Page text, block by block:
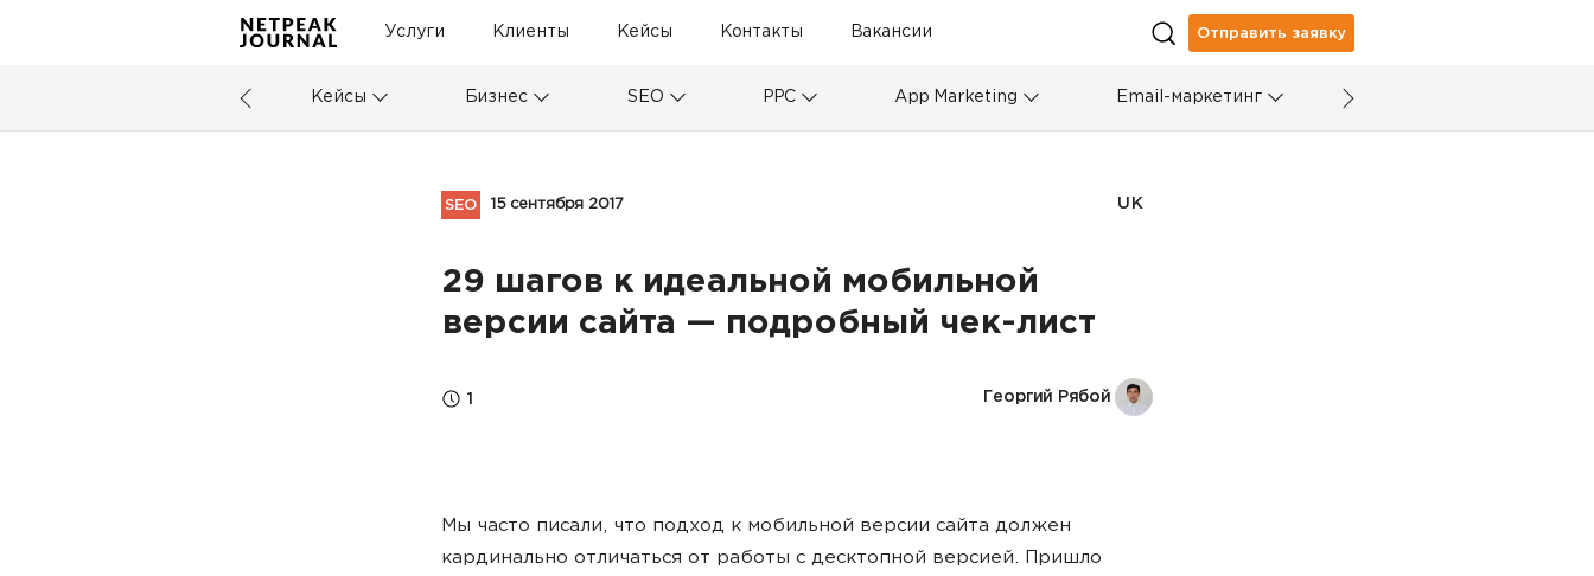
Услуги Клиенты Кейсы Контакты Вакансии Отправить заявку
Кейсы Бизнес SEO PPC App Marketing Email-маркетинг
SEO 15 сентября 2017 UK
29 шагов к идеальной мобильной
версии сайта — подробный чек-лист
1 Георгий Рябой
Мы часто писали, что подход к мобильной версии сайта должен
кардинально отличаться от работы с десктопной версией. Пришло